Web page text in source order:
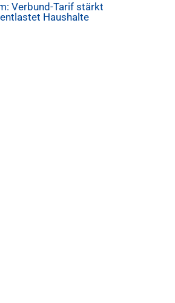
Verbund-Tarif stärkt
Haushalte